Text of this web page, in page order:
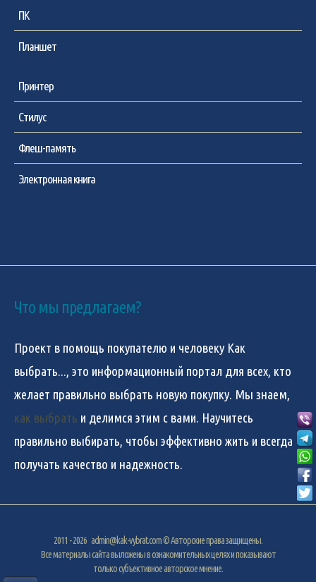
ПК
Планшет
Принтер
Стилус
Флеш-память
Электронная книга
Что мы предлагаем?
Проект в помощь покупателю и человеку Как
выбрать..., это информационный портал для всех, кто
желает правильно выбрать новую покупку. Мы знаем,
как выбрать и делимся этим с вами. Научитесь
правильно выбирать, чтобы эффективно жить и всегда
получать качество и надежность.
2011 - 2026 admin@kak-vybrat.com© Авторские права защищены.
Все материалы сайта выложены в ознакомительных целях и показывают
только субъективное авторское мнение.